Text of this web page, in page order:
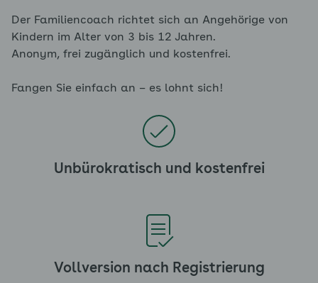
Der Familiencoach richtet sich an Angehörige von
Kindern im Alter von 3 bis 12 Jahren.
Anonym, frei zugänglich und kostenfrei.
Fangen Sie einfach an – es lohnt sich!
Unbürokratisch und kostenfrei
Vollversion nach Registrierung